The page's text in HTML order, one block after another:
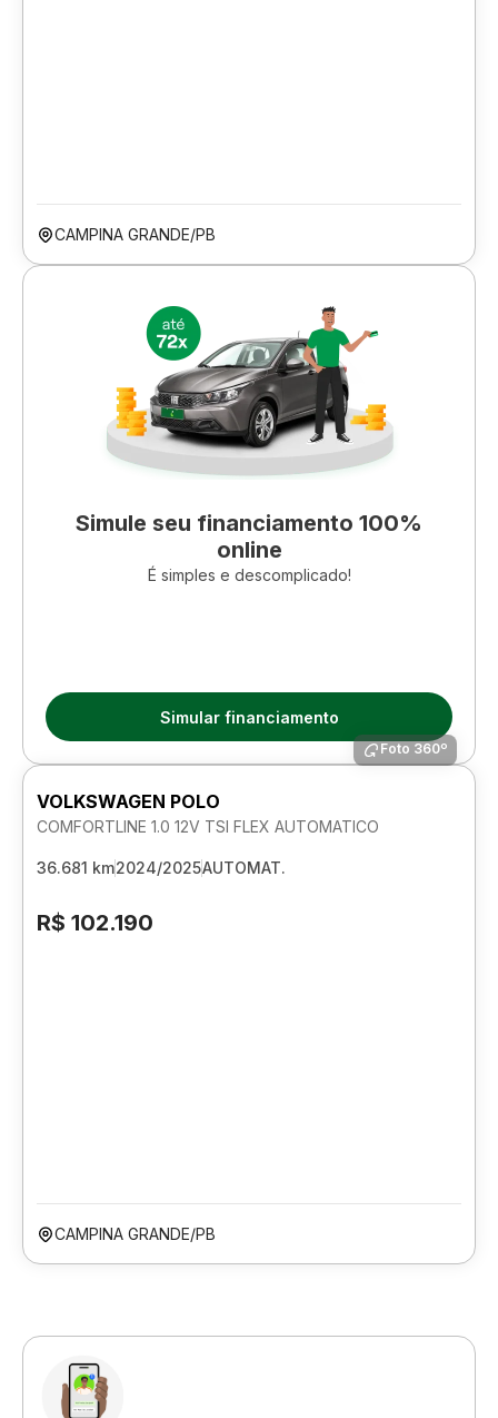
CAMPINA GRANDE/PB
Simule seu financiamento 100%
online
É simples e descomplicado!
Simular financiamento
Foto 360º
VOLKSWAGEN POLO
COMFORTLINE 1.0 12V TSI FLEX AUTOMATICO
36.681 km2024/2025AUTOMAT.
R$ 102.190
CAMPINA GRANDE/PB